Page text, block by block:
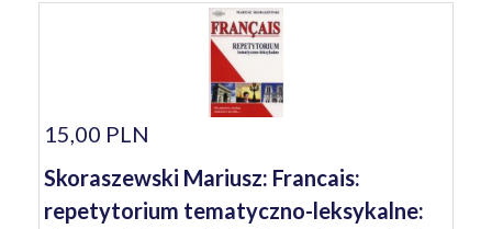
15,00 PLN
Skoraszewski Mariusz: Francais:
repetytorium tematyczno-leksykalne: